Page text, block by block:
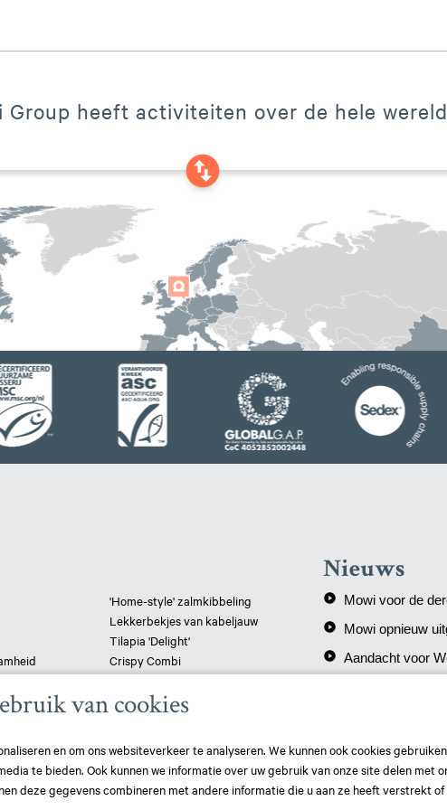
Group heeft activiteiten over de hele
swap_vertical_circle
'Home-style' zalmkibbeling
Lekkerbekjes van kabeljauw
Tilapia 'Delight'
Crispy Combi
Koolvis met tapenade
Gepaneerde schelvis
Nieuws
play_circle_filled Mowi voor de
play_circle_filled Mowi opnieuw
play_circle_filled Aandacht voor
van cookies
en om ons websiteverkeer te analyseren. We kunnen ook cookies
te bieden. Ook kunnen we informatie over uw gebruik van onze site delen met
deze gegevens combineren met andere informatie die u aan ze heeft verstrekt